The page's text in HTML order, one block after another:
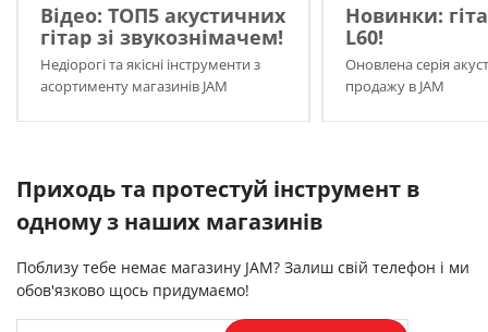
Відео: ТОП5 акустичних
гітар зі звукознімачем!
Недіорогі та якісні інструменти з
асортименту магазинів JAM
Новинки:
L60!
Оновлена серія
продажу в JAM
Приходь та протестуй інструмент в
одному з наших магазинів
Поблизу тебе немає магазину JAM? Залиш свій телефон і ми
обов'язково щось придумаємо!